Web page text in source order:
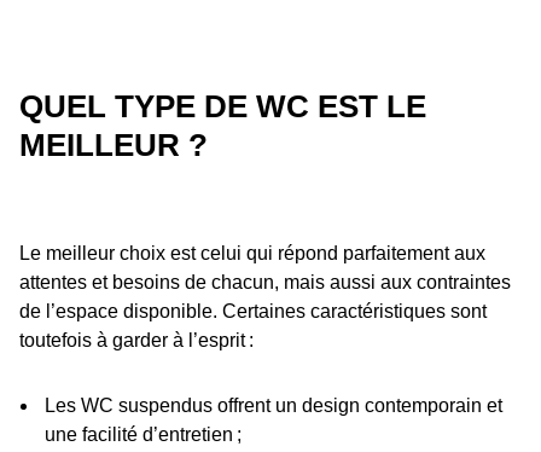
QUEL TYPE DE WC EST LE
MEILLEUR ?
Le meilleur choix est celui qui répond parfaitement aux
attentes et besoins de chacun, mais aussi aux contraintes
de l’espace disponible. Certaines caractéristiques sont
toutefois à garder à l’esprit :
Les WC suspendus offrent un design contemporain et
une facilité d’entretien ;